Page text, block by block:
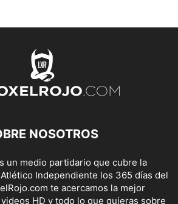
NOSOTROS
un medio partidario que cubre la
Independiente los 365 días del
te acercamos la mejor
HD y todo lo que quieras sobre